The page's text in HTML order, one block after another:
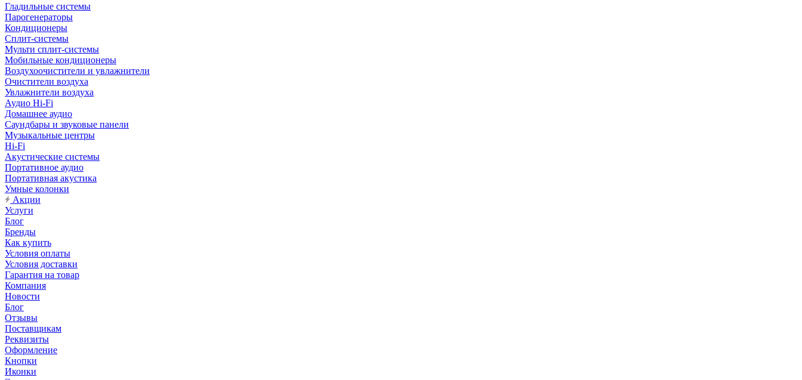
Гладильные системы
Парогенераторы
Кондиционеры
Сплит-системы
Мульти сплит-системы
Мобильные кондиционеры
Воздухоочистители и увлажнители
Очистители воздуха
Увлажнители воздуха
Аудио Hi-Fi
Домашнее аудио
Саундбары и звуковые панели
Музыкальные центры
Hi-Fi
Акустические системы
Портативное аудио
Портативная акустика
Умные колонки
Акции
Услуги
Блог
Бренды
Как купить
Условия оплаты
Условия доставки
Гарантия на товар
Компания
Новости
Блог
Отзывы
Поставщикам
Реквизиты
Оформление
Кнопки
Иконки